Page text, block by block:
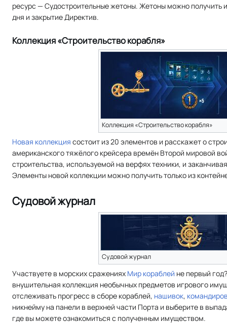
ресурс — Судостроительные жетоны. Жетоны можно получить
дня и закрытие Директив.
Коллекция «Строительство корабля»
Коллекция «Строительство корабля»
Новая коллекция состоит из 20 элементов и расскажет о
американского тяжёлого крейсера времён Второй мировой
строительства, используемой на верфях техники, и
Элементы новой коллекции можно получить только из
Судовой журнал
Судовой журнал
Участвуете в морских сражениях Мир кораблей не первый
внушительная коллекция необычных предметов игрового
отслеживать прогресс в сборе кораблей, нашивок,
никнейму на панели в верхней части Порта и выберите в
где вы можете ознакомиться с полученным имуществом.